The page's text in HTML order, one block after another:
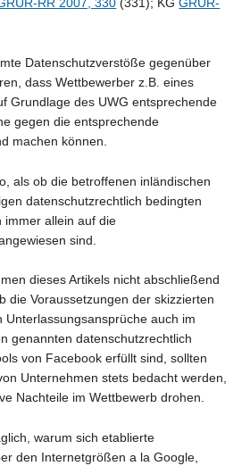
Datenschutzverstöße gegenüber
dass Wettbewerber z.B. eines
Grundlage des UWG entsprechende
gegen die entsprechende
machen können.
als ob die betroffenen inländischen
datenschutzrechtlich bedingten
immer allein auf die
sind.
dieses Artikels nicht abschließend
die Voraussetzungen der skizzierten
Unterlassungsansprüche auch im
genannten datenschutzrechtlich
von Facebook erfüllt sind, sollten
Unternehmen stets bedacht werden,
Nachteile im Wettbewerb drohen.
warum sich etablierte
den Internetgrößen a la Google,